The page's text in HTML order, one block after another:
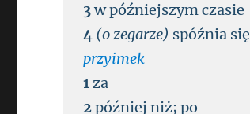
3w późniejszym czasie
4 (o zegarze) spóźnia się
przyimek
1za
2później niż;po